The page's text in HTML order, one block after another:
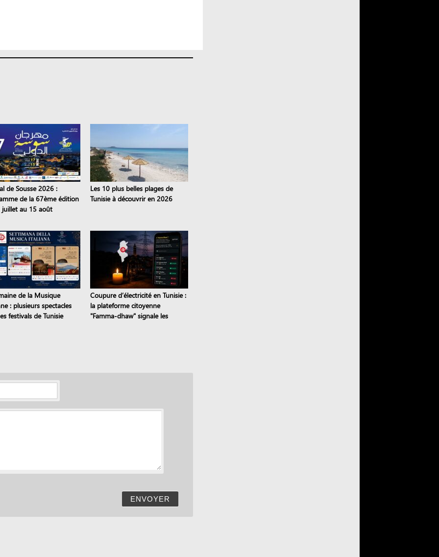
de Sousse 2026 :
de la 67ème édition
au 15 août
Les 10 plus belles plages de
Tunisie à découvrir en 2026
de la Musique
: plusieurs spectacles
festivals de Tunisie
Coupure d’électricité en Tunisie :
la plateforme citoyenne
"Famma-dhaw" signale les
ENVOYER